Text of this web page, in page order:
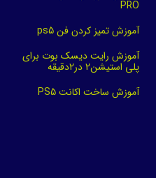
★★★★★
PRO
آموزش تمیز کردن فن ps5
آموزش رایت دیسک بوت برای
پلی استیشن2 در2دقیقه
آموزش ساخت اکانت PS5